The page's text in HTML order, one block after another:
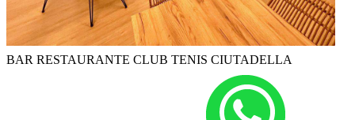
BAR RESTAURANTE CLUB TENIS CIUTADELLA